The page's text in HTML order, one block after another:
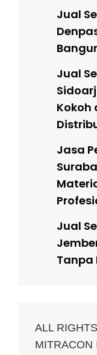
Jual
Jual
Kokoh
Jasa
Jual
Tanpa
ALL
MITRACON